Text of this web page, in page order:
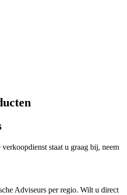
staat u graag bij, neem
Adviseurs per regio. Wilt u direct